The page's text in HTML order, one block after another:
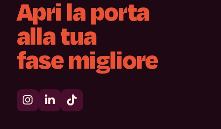
Aprilaporta
allatua
fasemigliore